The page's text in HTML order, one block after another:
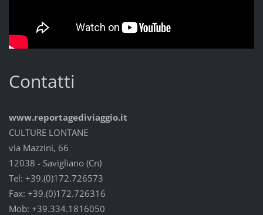
Contatti
www.reportagediviaggio.it
CULTURE LONTANE
via Mazzini, 66
12038 - Savigliano (Cn)
Tel: +39.(0)172.726573
Fax: +39.(0)172.726316
Mob: +39.334.1816050